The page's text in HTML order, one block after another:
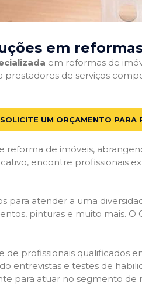
em
em reformas de
de serviços
SOLICITE UM ORÇAMENTO PARA
reforma de imóveis,
encontre profissionais
para atender a uma
pinturas e muito mais.
profissionais qualificados
entrevistas e testes de
para atuar no segmento de